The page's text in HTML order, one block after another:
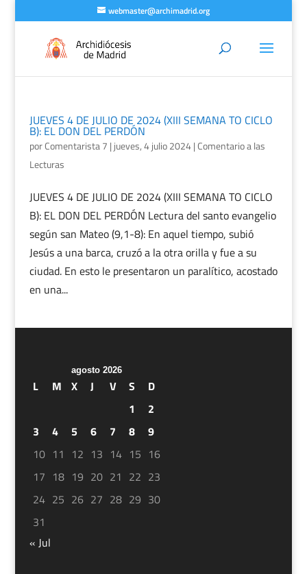
webmaster@archimadrid.org
JUEVES 4 DE JULIO DE 2024 (XIII SEMANA TO CICLO
B): EL DON DEL PERDÓN
porComentarista 7 | jueves, 4 julio 2024|Comentario a las
Lecturas
JUEVES 4 DE JULIO DE 2024 (XIII SEMANA TO CICLO
B): EL DON DEL PERDÓN Lectura del santo evangelio
según san Mateo (9,1-8): En aquel tiempo, subió
Jesús a una barca, cruzó a la otra orilla y fue a su
ciudad. En esto le presentaron un paralítico, acostado
en una...
agosto 2026
L M X J V S
D
1
2
3
4 5 6 7 8
9
10 11 12 13 14 15 16
17 18 19 20 21 22 23
24 25 26 27 28 29 30
31
« Jul